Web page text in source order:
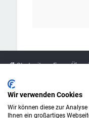
Startseite Foren-
Legende
Amazon ist eine Marke von
Wir verwenden Cookies
Wir können diese zur
Ihnen ein großartiges